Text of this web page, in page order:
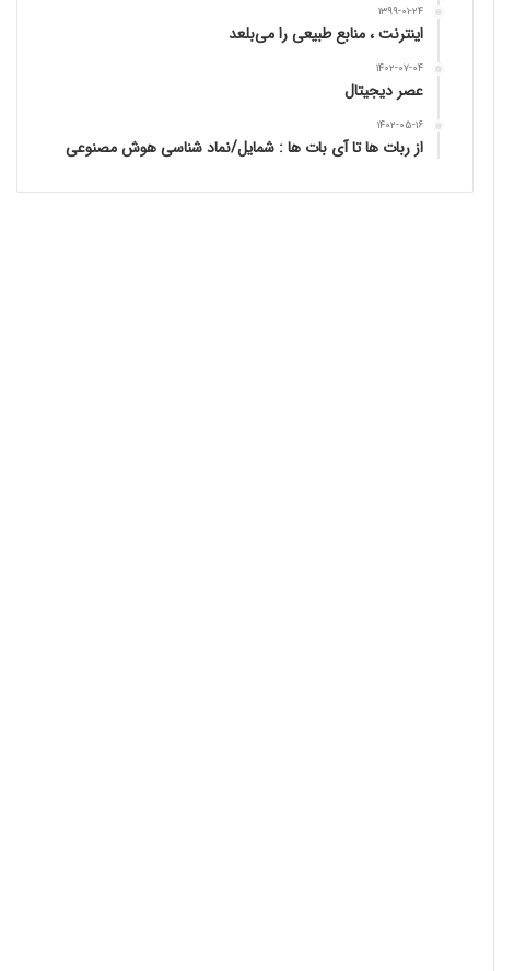
۱۳۹۹-۰۱-۲۴
اینترنت ، منابع طبیعی را می‌بلعد
۱۴۰۲-۰۷-۰۴
عصر دیجیتال
۱۴۰۲-۰۵-۱۶
از ربات ها تا آی بات ها : شمایل/نماد شناسی هوش مصنوعی